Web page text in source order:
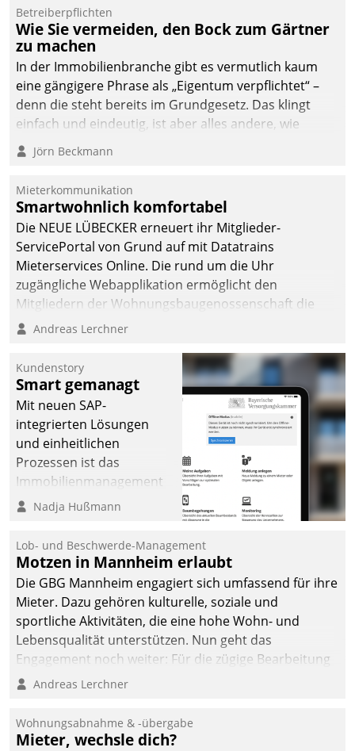
Datatrain ermöglicht
automatisiert ausgelöste,
zielgerichtete
Mieterbefragungen – eine
starke Grundlage für
intelligente,
Entscheidungen.
Betreiberpflichten
Wie Sie vermeiden, den Bock zum Gärtner
zu machen
In der Immobilienbranche gibt es vermutlich kaum
eine gängigere Phrase als „Eigentum verpflichtet“ –
denn die steht bereits im Grundgesetz. Das klingt
einfach und eindeutig, ist aber alles andere, wie
Branchenbeschäftigte wissen. Denn mit der
Verantwortung folgen Verpflichtungen.
Jörn Beckmann
Mieterkommunikation
Smartwohnlich komfortabel
Die NEUE LÜBECKER erneuert ihr Mitglieder-
ServicePortal von Grund auf mit Datatrains
Mieterservices Online. Die rund um die Uhr
zugängliche Webapplikation ermöglicht den
Mitgliedern der Wohnungs­bau­genossenschaft die
Kontaktaufnahme per Smartphone, Tablet oder PC.
Andreas Lerchner
Kundenstory
Smart gemanagt
Mit neuen SAP-
integrierten Lösungen
und einheitlichen
Prozessen ist das
Immobilienmanagement
der Bayerischen
Ressort Kapitalanlage für
künftige Aufgaben und
Herausforderungen
gerüstet.
Nadja Hußmann
Lob- und Beschwerde-Management
Motzen in Mannheim erlaubt
Die GBG Mannheim engagiert sich umfassend für ihre
Mieter. Dazu gehören kulturelle, soziale und
sportliche Aktivitäten, die eine hohe Wohn- und
Lebensqualität unterstützen. Nun geht das
Engagement noch weiter: Für die zügige Bearbeitung
von Beschwerden – oder Lob – richtet das
und Beschwerde-Management einen eigenen Kanal
ein.
Andreas Lerchner
Wohnungsabnahme & -übergabe
Mieter, wechsle dich?